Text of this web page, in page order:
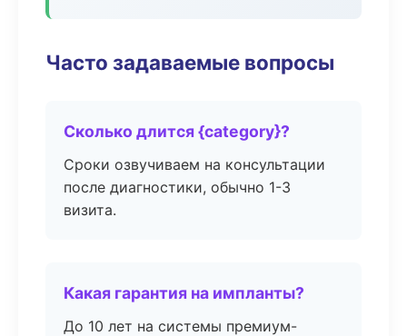
Часто задаваемые вопросы
Сколько длится {category}?
Сроки озвучиваем на консультации
после диагностики, обычно 1-3
визита.
Какая гарантия на импланты?
До 10 лет на системы премиум-